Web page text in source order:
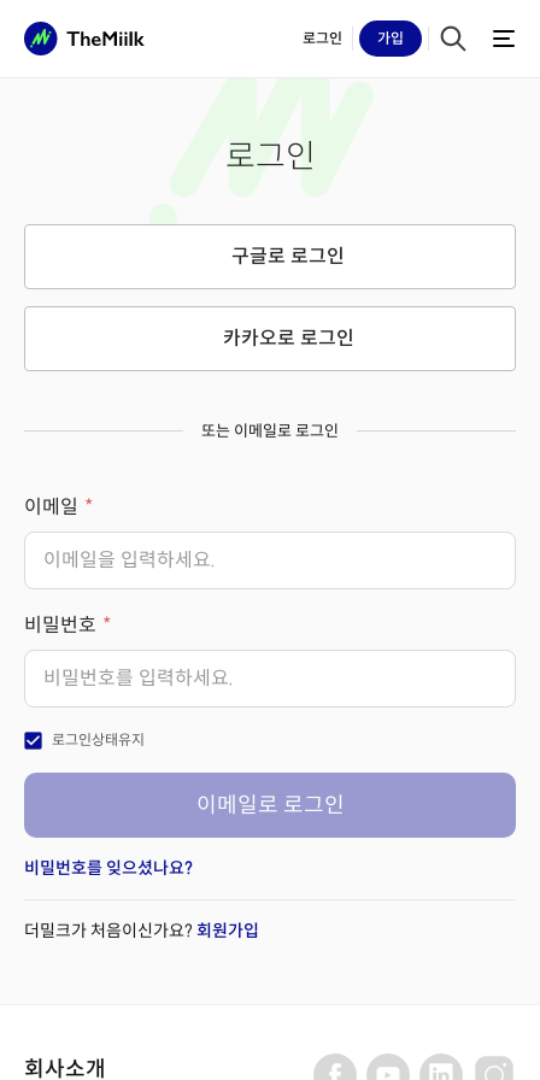
로그인 가입
로그인
구글로 로그인
카카오로 로그인
또는 이메일로 로그인
이메일
비밀번호
check_box 로그인상태유지
이메일로 로그인
비밀번호를 잊으셨나요?
더밀크가 처음이신가요? 회원가입
회사소개